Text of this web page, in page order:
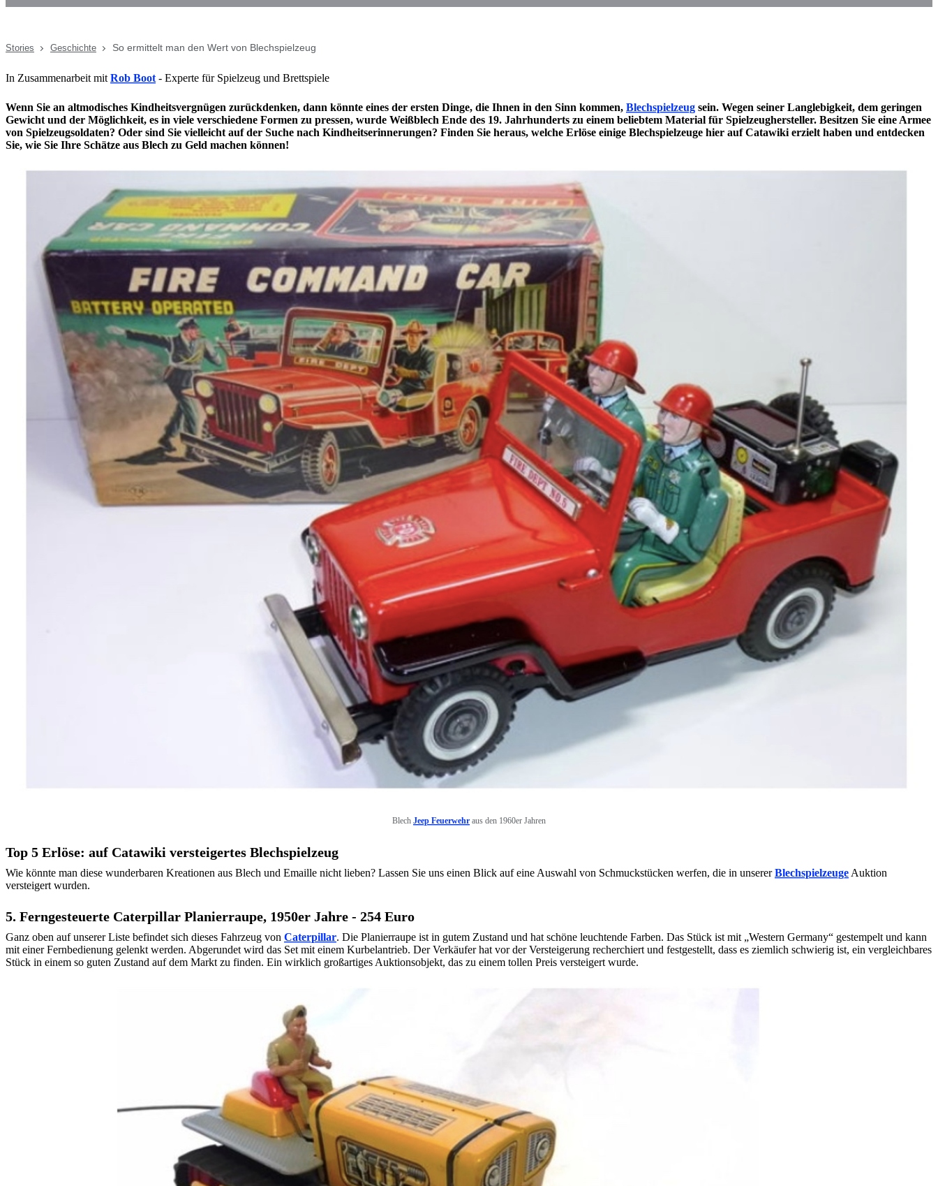
Stories Geschichte So ermittelt man den Wert von Blechspielzeug
In Zusammenarbeit mit Rob Boot - Experte für Spielzeug und Brettspiele
Wenn Sie an altmodisches Kindheitsvergnügen zurückdenken, dann könnte eines der ersten Dinge, die Ihnen in den Sinn kommen, Blechspielzeug sein. Wegen seiner Langlebigkeit, dem geringen
Gewicht und der Möglichkeit, es in viele verschiedene Formen zu pressen, wurde Weißblech Ende des 19. Jahrhunderts zu einem beliebtem Material für Spielzeughersteller. Besitzen Sie eine Armee
von Spielzeugsoldaten? Oder sind Sie vielleicht auf der Suche nach Kindheitserinnerungen? Finden Sie heraus, welche Erlöse einige Blechspielzeuge hier auf Catawiki erzielt haben und entdecken
Sie, wie Sie Ihre Schätze aus Blech zu Geld machen können!
Blech Jeep Feuerwehr aus den 1960er Jahren
Top 5 Erlöse: auf Catawiki versteigertes Blechspielzeug
Wie könnte man diese wunderbaren Kreationen aus Blech und Emaille nicht lieben? Lassen Sie uns einen Blick auf eine Auswahl von Schmuckstücken werfen, die in unsererBlechspielzeuge Auktion
versteigert wurden.
5. Ferngesteuerte Caterpillar Planierraupe, 1950er Jahre - 254 Euro
Ganz oben auf unserer Liste befindet sich dieses Fahrzeug von Caterpillar. Die Planierraupe ist in gutem Zustand und hat schöne leuchtende Farben. Das Stück ist mit „Western Germany“ gestempelt und kann
mit einer Fernbedienung gelenkt werden. Abgerundet wird das Set mit einem Kurbelantrieb. Der Verkäufer hat vor der Versteigerung recherchiert und festgestellt, dass es ziemlich schwierig ist, ein vergleichbares
Stück in einem so guten Zustand auf dem Markt zu finden. Ein wirklich großartiges Auktionsobjekt, das zu einem tollen Preis versteigert wurde.